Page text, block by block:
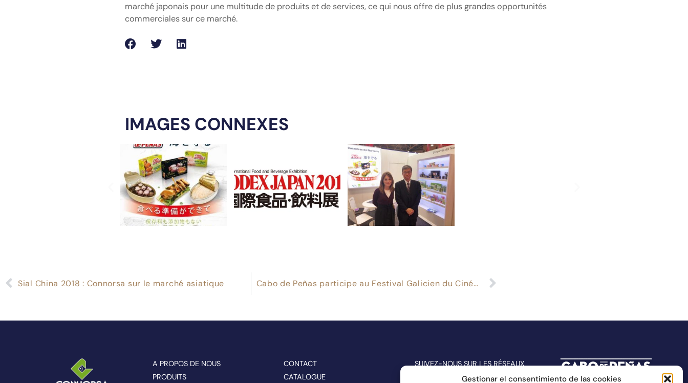
Gestionar el consentimiento de las cookies
marché japonais pour une multitude de produits et de services, ce qui nous offre de plus grandes opportunités
commerciales sur ce marché.
IMAGES CONNEXES
Sial China 2018 : Connorsa sur le marché asiatique Cabo de Peñas participe au Festival Galicien du Cinéma et de l’Alimentation, New York
A PROPOS DE NOUS
PRODUITS
CONTACT
CATALOGUE
SUIVEZ-NOUS SUR LES RÉSEAUX